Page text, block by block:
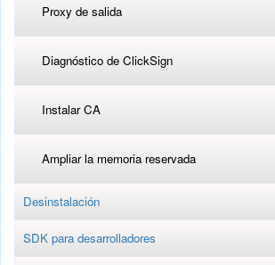
Proxy de salida
Diagnóstico de ClickSign
Instalar CA
Ampliar la memoria reservada
Desinstalación
SDK para desarrolladores